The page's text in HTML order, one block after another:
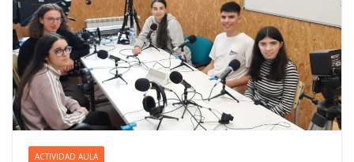
ACTIVIDAD AULA